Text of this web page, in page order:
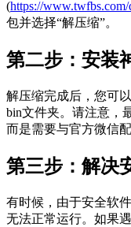
(https://
包并选择“解压缩”。
第二步：安装
解压缩完成后，您可
bin文件夹。请注意，
而是需要与官方微信配
第三步：解决
有时候，由于安全软
无法正常运行。如果